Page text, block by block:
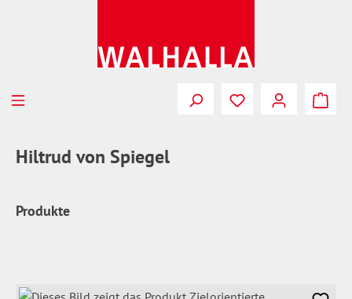
Du hast 0
Hiltrud von Spiegel
Produkte